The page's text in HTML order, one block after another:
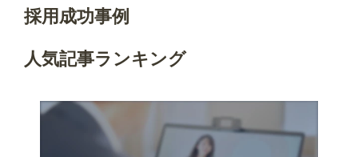
採用成功事例
人気記事ランキング